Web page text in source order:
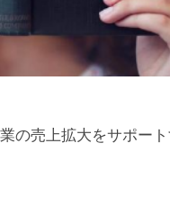
の売上拡大をサポー